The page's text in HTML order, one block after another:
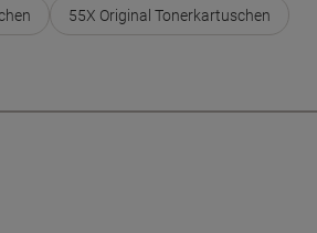
55X Original Tonerkartuschen